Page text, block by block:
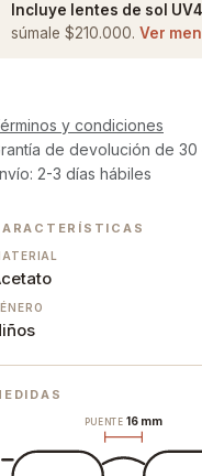
Incluye lentes de sol
súmale $210.000. Ver
y condiciones
de devolución de 30
2-3 días hábiles
PUENTE 16 mm